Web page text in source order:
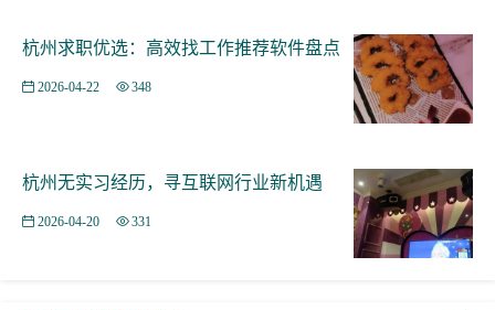
杭州求职优选：高效找工作推荐软件盘点
2026-04-22 348
杭州无实习经历，寻互联网行业新机遇
2026-04-20 331